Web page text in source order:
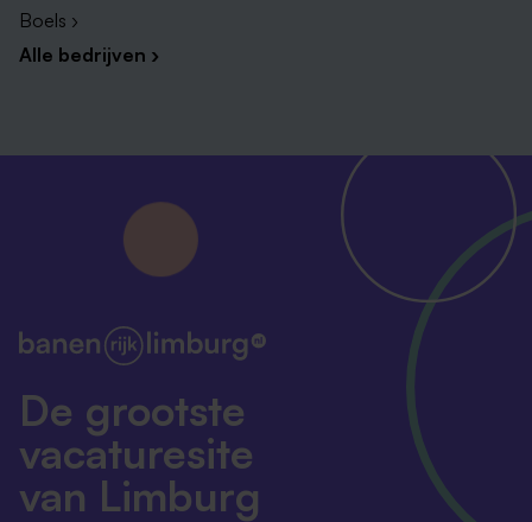
Boels ›
Alle bedrijven ›
De grootste
vacaturesite
van Limburg